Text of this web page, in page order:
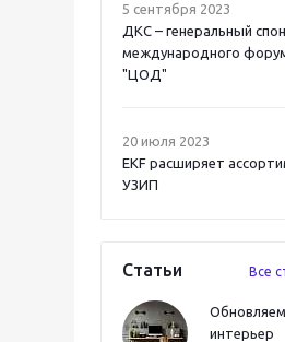
5 сентября 2023
ДКС – генеральный
международного
"ЦОД"
20 июля 2023
EKF расширяет
УЗИП
Статьи Все
Обновляем
интерьер